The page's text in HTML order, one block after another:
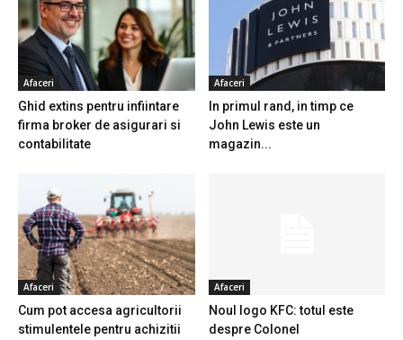
Afaceri
Ghid extins pentru infiintare
firma broker de asigurari si
contabilitate
Afaceri
In primul rand, in timp ce
John Lewis este un
magazin...
Afaceri
Cum pot accesa agricultorii
stimulentele pentru achizitii
Afaceri
Noul logo KFC: totul este
despre Colonel